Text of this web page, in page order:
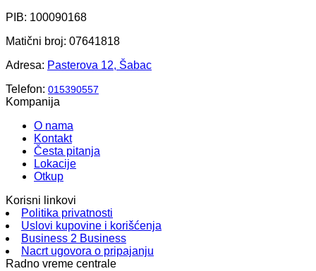
PIB: 100090168
Matični broj: 07641818
Adresa: Pasterova 12, Šabac
Telefon: 015390557
Kompanija
O nama
Kontakt
Česta pitanja
Lokacije
Otkup
Korisni linkovi
Politika privatnosti
Uslovi kupovine i korišćenja
Business 2 Business
Nacrt ugovora o pripajanju
Radno vreme centrale